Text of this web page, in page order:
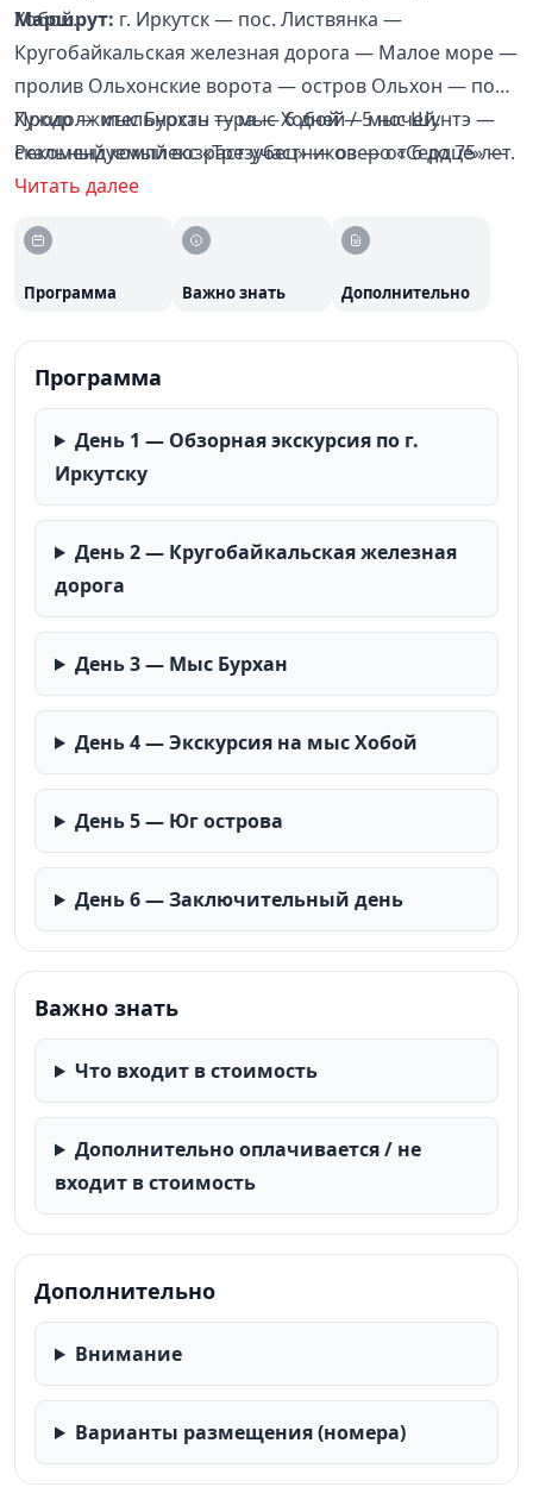
Хобой.
Маршрут: г. Иркутск — пос. Листвянка —
Кругобайкальская железная дорога — Малое море —
пролив Ольхонские ворота — остров Ольхон — пос.
Хужир — мыс Бурхан — мыс Хобой — мыс Шунтэ —
скальный комплекс «Трезубец» — озеро «Сердце» —
г. Иркутск.
Продолжительность тура — 6 дней / 5 ночей.
Рекомендуемый возраст участников — от 6 до 75 лет.
Читать далее
Программа Важно знать Дополнительно
Программа
День 1 — Обзорная экскурсия по г.
Иркутску
День 2 — Кругобайкальская железная
дорога
День 3 — Мыс Бурхан
День 4 — Экскурсия на мыс Хобой
День 5 — Юг острова
День 6 — Заключительный день
Важно знать
Что входит в стоимость
Дополнительно оплачивается / не
входит в стоимость
Дополнительно
Внимание
Варианты размещения (номера)